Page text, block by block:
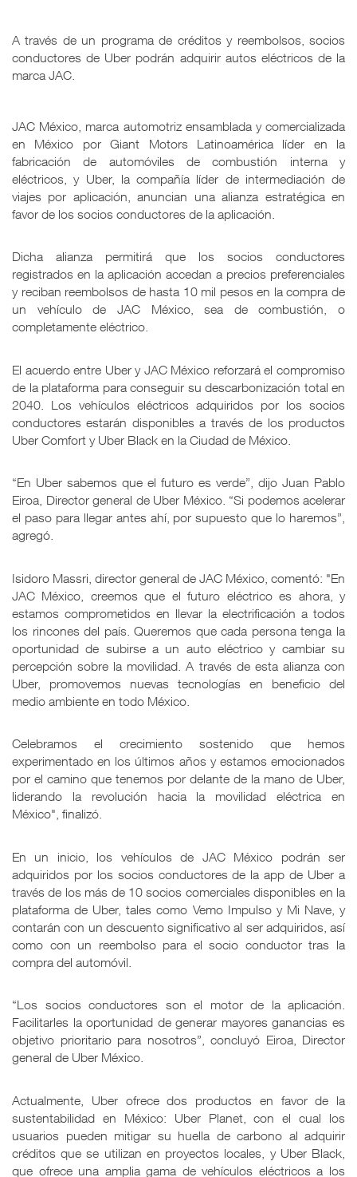
A través de un programa de créditos y reembolsos, socios
conductores de Uber podrán adquirir autos eléctricos de la
marca JAC.
JAC México, marca automotriz ensamblada y comercializada
en México por Giant Motors Latinoamérica líder en la
fabricación de automóviles de combustión interna y
eléctricos, y Uber, la compañía líder de intermediación de
viajes por aplicación, anuncian una alianza estratégica en
favor de los socios conductores de la aplicación.
Dicha alianza permitirá que los socios conductores
registrados en la aplicación accedan a precios preferenciales
y reciban reembolsos de hasta 10 mil pesos en la compra de
un vehículo de JAC México, sea de combustión, o
completamente eléctrico.
El acuerdo entre Uber y JAC México reforzará el compromiso
de la plataforma para conseguir su descarbonización total en
2040. Los vehículos eléctricos adquiridos por los socios
conductores estarán disponibles a través de los productos
Uber Comfort y Uber Black en la Ciudad de México.
“En Uber sabemos que el futuro es verde”, dijo Juan Pablo
Eiroa, Director general de Uber México. “Si podemos acelerar
el paso para llegar antes ahí, por supuesto que lo haremos”,
agregó.
Isidoro Massri, director general de JAC México, comentó: "En
JAC México, creemos que el futuro eléctrico es ahora, y
estamos comprometidos en llevar la electrificación a todos
los rincones del país. Queremos que cada persona tenga la
oportunidad de subirse a un auto eléctrico y cambiar su
percepción sobre la movilidad. A través de esta alianza con
Uber, promovemos nuevas tecnologías en beneficio del
medio ambiente en todo México.
Celebramos el crecimiento sostenido que hemos
experimentado en los últimos años y estamos emocionados
por el camino que tenemos por delante de la mano de Uber,
liderando la revolución hacia la movilidad eléctrica en
México", finalizó.
En un inicio, los vehículos de JAC México podrán ser
adquiridos por los socios conductores de la app de Uber a
través de los más de 10 socios comerciales disponibles en la
plataforma de Uber, tales como Vemo Impulso y Mi Nave, y
contarán con un descuento significativo al ser adquiridos, así
como con un reembolso para el socio conductor tras la
compra del automóvil.
“Los socios conductores son el motor de la aplicación.
Facilitarles la oportunidad de generar mayores ganancias es
objetivo prioritario para nosotros”, concluyó Eiroa, Director
general de Uber México.
Actualmente, Uber ofrece dos productos en favor de la
sustentabilidad en México: Uber Planet, con el cual los
usuarios pueden mitigar su huella de carbono al adquirir
créditos que se utilizan en proyectos locales, y Uber Black,
que ofrece una amplia gama de vehículos eléctricos a los